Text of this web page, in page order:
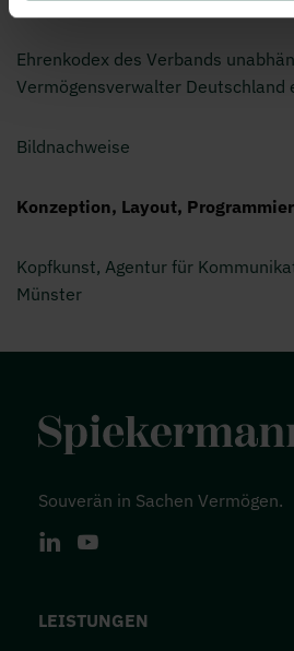
Ehrenkodex des Verbands
Vermögensverwalter Deutschland
Bildnachweise
Konzeption, Layout,
Kopfkunst, Agentur für
Münster
Souverän in Sachen Vermögen.
LinkedIn
Youtube
FOOTER-MENÜ
LEISTUNGEN